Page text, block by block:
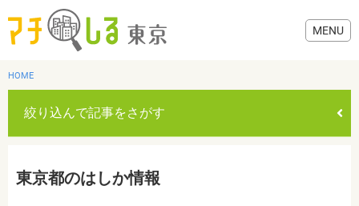
HOME
絞り込んで記事をさがす
東京都のはしか情報